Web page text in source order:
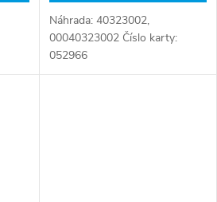
Náhrada: 40323002,
00040323002 Číslo karty:
052966